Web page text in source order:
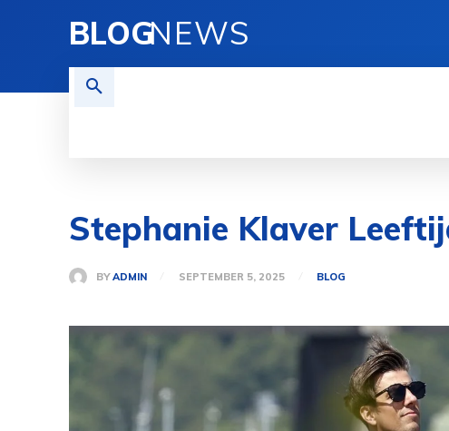
BLOGNEWS
Stephanie Klaver
BY ADMIN SEPTEMBER 5, 2025 BLOG